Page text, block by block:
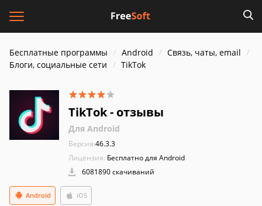
Бесплатные программы Android
Связь, чаты, email
Блоги, социальные сети
TikTok
TikTok - отзывы
Для Android
Версия:46.3.3
Лицензия: Бесплатно для Android
6081890 скачиваний
Android iOS